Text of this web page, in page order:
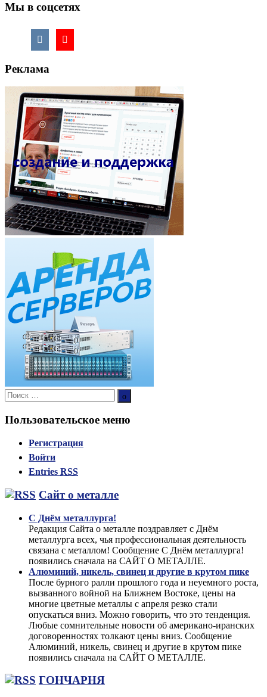
Мы в соцсетях
Реклама
Поиск:
Поиск
Пользовательское меню
Регистрация
Войти
Entries RSS
Сайт о металле
С Днём металлурга!
Редакция Сайта о металле поздравляет с Днём
металлурга всех, чья профессиональная деятельность
связана с металлом! Сообщение С Днём металлурга!
появились сначала на САЙТ О МЕТАЛЛЕ.
Алюминий, никель, свинец и другие в крутом пике
После бурного ралли прошлого года и неуемного роста,
вызванного войной на Ближнем Востоке, цены на
многие цветные металлы с апреля резко стали
опускаться вниз. Можно говорить, что это тенденция.
Любые сомнительные новости об американо-иранских
договоренностях толкают цены вниз. Сообщение
Алюминий, никель, свинец и другие в крутом пике
появились сначала на САЙТ О МЕТАЛЛЕ.
ГОНЧАРНЯ